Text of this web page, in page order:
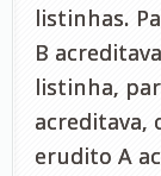
listinhas.
B
listinha,
acreditava,
erudito A